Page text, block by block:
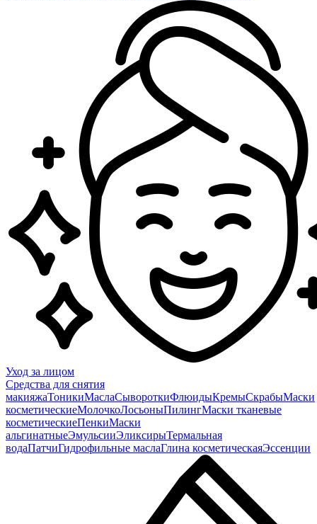
Уход за лицом
Средства для снятия
макияжаТоникиМаслаСывороткиФлюидыКремыСкрабыМаски
косметическиеМолочкоЛосьоныПилингМаски тканевые
косметическиеПенкиМаски
альгинатныеЭмульсииЭликсирыТермальная
водаПатчиГидрофильные маслаГлина косметическаяЭссенции